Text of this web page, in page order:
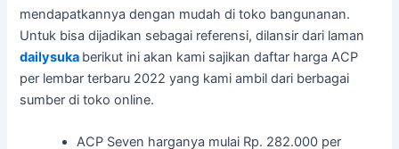
mendapatkannya dengan mudah di toko bangunanan.
Untuk bisa dijadikan sebagai referensi, dilansir dari laman
dailysuka berikut ini akan kami sajikan daftar harga ACP
per lembar terbaru 2022 yang kami ambil dari berbagai
sumber di toko online.
ACP Seven harganya mulai Rp. 282.000 per